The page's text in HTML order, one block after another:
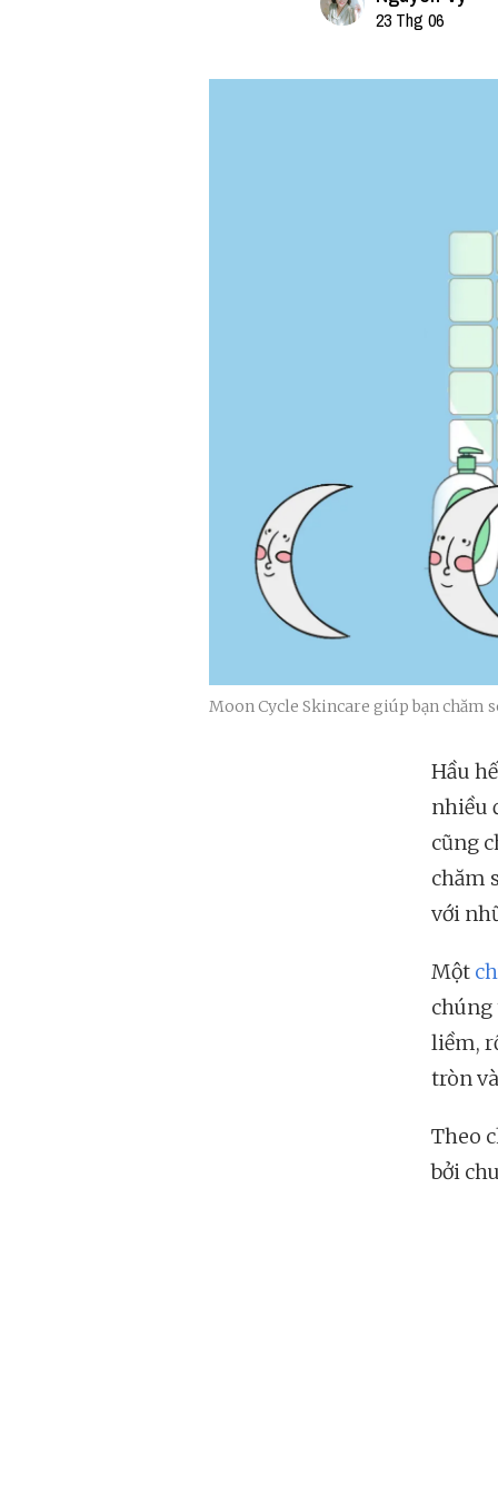
23 Thg 06
Moon Cycle Skincare giúp bạn chăm
Hầu
nhiều
cũng
chăm
với
Một
chúng
liềm,
tròn
Theo
bởi